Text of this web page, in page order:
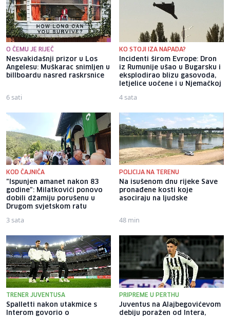
O ČEMU JE RIJEČ
Nesvakidašnji prizor u Los
Angelesu: Muškarac snimljen u
billboardu nasred raskrsnice
6 sati
KO STOJI IZA NAPADA?
Incidenti širom Evrope: Dron
iz Rumunije ušao u Bugarsku i
eksplodirao blizu gasovoda,
letjelice uočene i u Njemačkoj
4 sata
KOD ČAJNIČA
"Ispunjen amanet nakon 83
godine": Milatkovići ponovo
dobili džamiju porušenu u
Drugom svjetskom ratu
3 sata
POLICIJA NA TERENU
Na isušenom dnu rijeke Save
pronađene kosti koje
asociraju na ljudske
48 min
TRENER JUVENTUSA
Spalletti nakon utakmice s
Interom govorio o
PRIPREME U PERTHU
Juventus na Alajbegovićevom
debiju poražen od Intera,